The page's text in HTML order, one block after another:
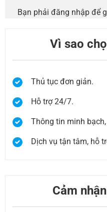
Bạn phải đăng nhập để
Vì sao
Thủ tục đơn giản.
Hỗ trợ 24/7.
Thông tin minh
Dịch vụ tận tâm, hỗ
Cảm